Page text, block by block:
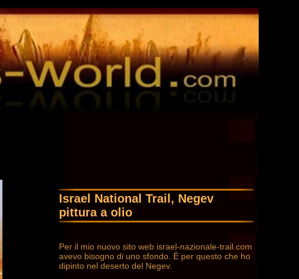
Israel National Trail, Negev
pittura a olio
Per il mio nuovo sito web israel-nazionale-trail.com
avevo bisogno di uno sfondo. È per questo che ho
dipinto nel deserto del Negev.